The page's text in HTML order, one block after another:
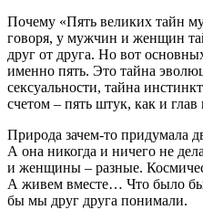
Почему «Пять великих тайн
говоря, у мужчин и женщин
друг от друга. Но вот
именно пять. Это тайна
сексуальности, тайна
счетом – пять штук, как и глав
Природа зачем-то придумала
А она никогда и ничего не
и женщины – разные.
А живем вместе… Что было бы
бы мы друг друга понимали.